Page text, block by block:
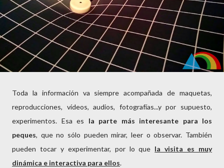
Toda la información va siempre acompañada de maquetas,
reproducciones, vídeos, audios, fotografías...y por supuesto,
experimentos. Esa es la parte más interesante para los
peques, que no sólo pueden mirar, leer o observar. También
pueden tocar y experimentar, por lo que la visita es muy
dinámica e interactiva para ellos.